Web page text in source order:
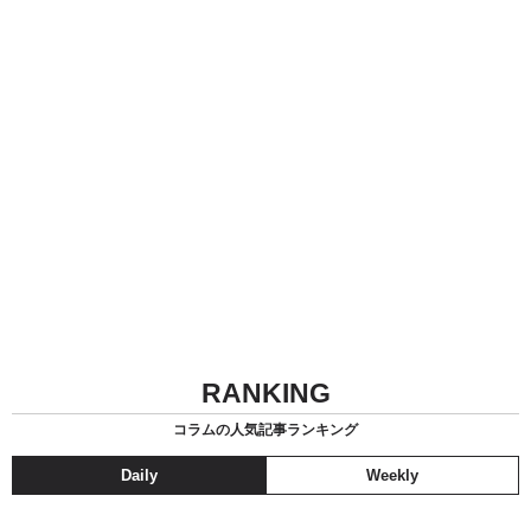
RANKING
コラムの人気記事ランキング
Daily Weekly